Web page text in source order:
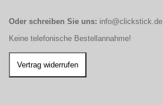
Oder schreiben Sie uns: info@clickstick.de
Keine telefonische Bestellannahme!